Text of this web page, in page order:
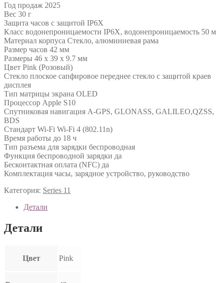
Год продаж 2025
Вес 30 г
Защита часов с защитой IP6X
Класс водонепроницаемости IP6X, водонепроницаемость 50 м
Материал корпуса Cтекло, алюминиевая рама
Размер часов 42 мм
Размеры 46 x 39 x 9.7 мм
Цвет Pink (Розовый)
Стекло плоское сапфировое переднее стекло с защитой краев
дисплея
Тип матрицы экрана OLED
Процессор Apple S10
Спутниковая навигация A-GPS, GLONASS, GALILEO,QZSS,
BDS
Стандарт Wi-Fi Wi-Fi 4 (802.11n)
Время работы до 18 ч
Тип разъема для зарядки беспроводная
Функция беспроводной зарядки да
Бесконтактная оплата (NFC) да
Комплектация часы, зарядное устройство, руководство
Категория: Series 11
Детали
Детали
Цвет Pink